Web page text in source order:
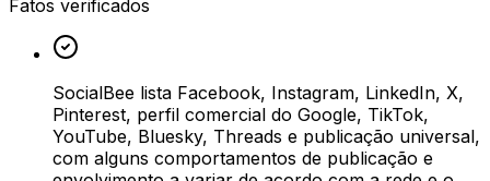
Fatos verificados
SocialBee lista Facebook, Instagram, LinkedIn, X,
Pinterest, perfil comercial do Google, TikTok,
YouTube, Bluesky, Threads e publicação universal,
com alguns comportamentos de publicação e